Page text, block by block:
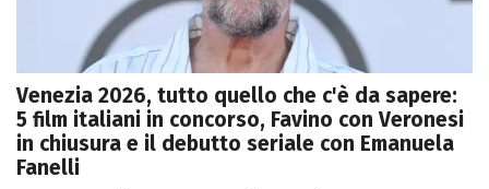
Venezia 2026, tutto quello che c'è da sapere:
5 film italiani in concorso, Favino con Veronesi
in chiusura e il debutto seriale con Emanuela
Fanelli